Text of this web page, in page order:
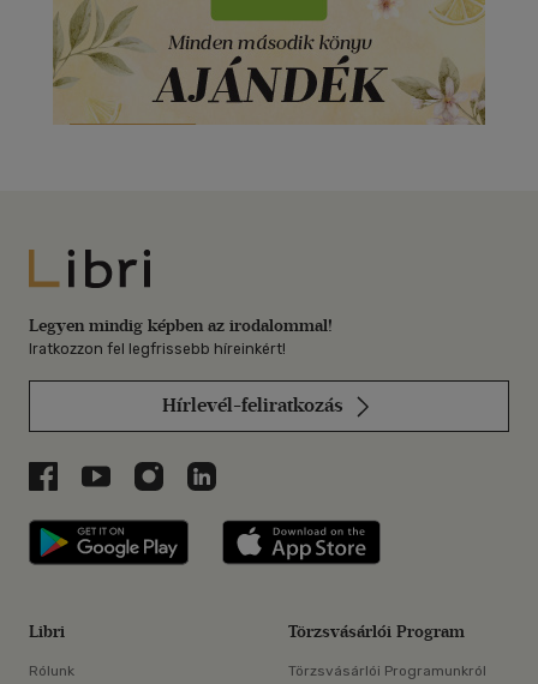
Libri
Legyen mindig képben az irodalommal!
Iratkozzon fel legfrissebb híreinkért!
Hírlevél-feliratkozás
Libri a Facebookon
Libri a Youtube-on
Libri az Instagramon
Libri a LinkedInen
Libri applikáció Szerezd meg: Google
Libri
Rólunk
Törzsvásárlói Program
Törzsvásárlói Programunkról